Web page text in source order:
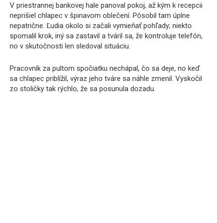
V priestrannej bankovej hale panoval pokoj, až kým k recepcii
neprišiel chlapec v špinavom oblečení. Pôsobil tam úplne
nepatrične. Ľudia okolo si začali vymieňať pohľady; niekto
spomalil krok, iný sa zastavil a tváril sa, že kontroluje telefón,
no v skutočnosti len sledoval situáciu.
Pracovník za pultom spočiatku nechápal, čo sa deje, no keď
sa chlapec priblížil, výraz jeho tváre sa náhle zmenil. Vyskočil
zo stoličky tak rýchlo, že sa posunula dozadu.